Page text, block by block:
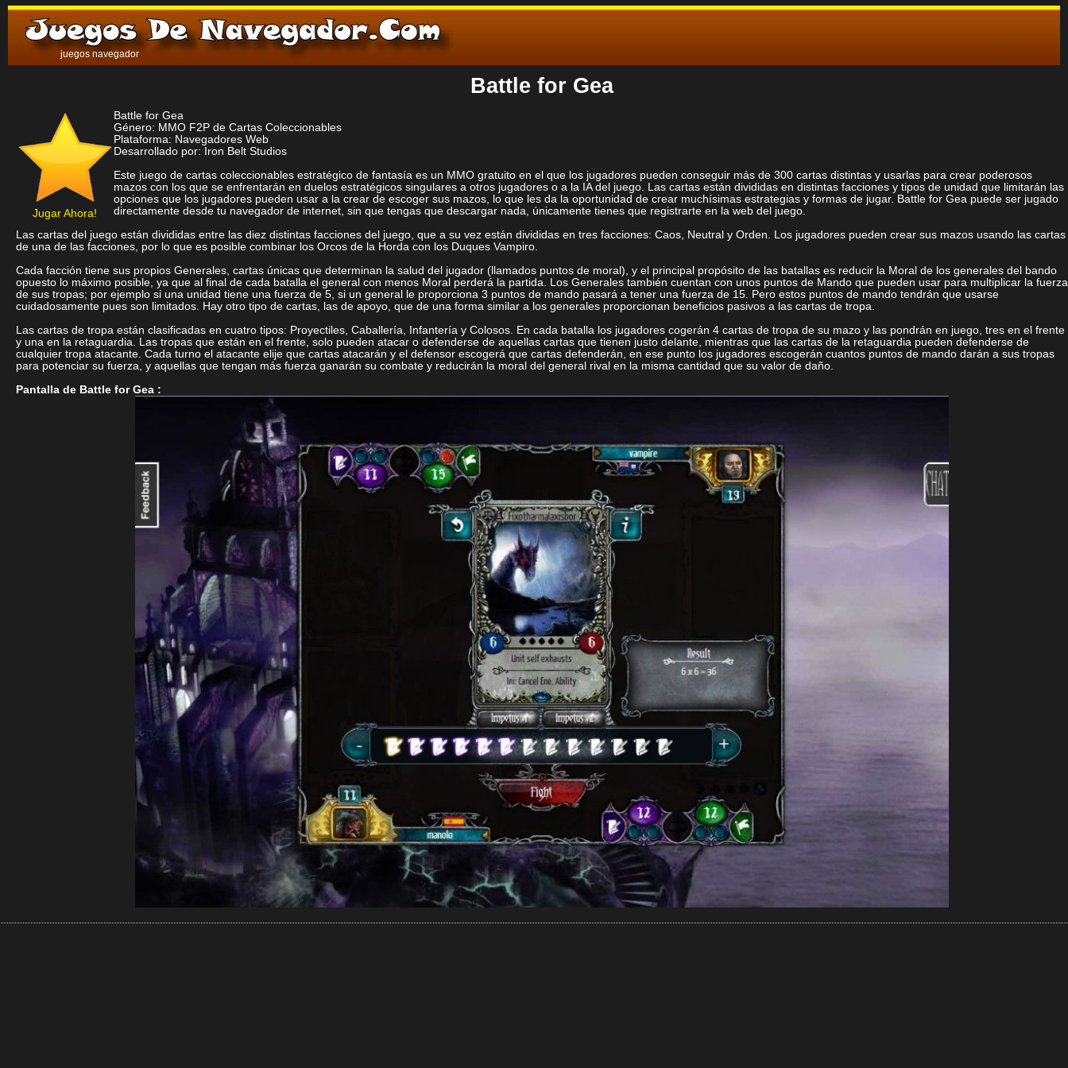
juegos navegador
Battle for Gea
Jugar Ahora!
Battle for Gea
Género: MMO F2P de Cartas Coleccionables
Plataforma: Navegadores Web
Desarrollado por: Iron Belt Studios
Este juego de cartas coleccionables estratégico de fantasía es un MMO gratuito en el que los jugadores pueden conseguir más de 300 cartas distintas y usarlas para crear poderosos
mazos con los que se enfrentarán en duelos estratégicos singulares a otros jugadores o a la IA del juego. Las cartas están divididas en distintas facciones y tipos de unidad que limitarán las
opciones que los jugadores pueden usar a la crear de escoger sus mazos, lo que les da la oportunidad de crear muchísimas estrategias y formas de jugar. Battle for Gea puede ser jugado
directamente desde tu navegador de internet, sin que tengas que descargar nada, únicamente tienes que registrarte en la web del juego.
Las cartas del juego están divididas entre las diez distintas facciones del juego, que a su vez están divididas en tres facciones: Caos, Neutral y Orden. Los jugadores pueden crear sus mazos usando las cartas
de una de las facciones, por lo que es posible combinar los Orcos de la Horda con los Duques Vampiro.
Cada facción tiene sus propios Generales, cartas únicas que determinan la salud del jugador (llamados puntos de moral), y el principal propósito de las batallas es reducir la Moral de los generales del bando
opuesto lo máximo posible, ya que al final de cada batalla el general con menos Moral perderá la partida. Los Generales también cuentan con unos puntos de Mando que pueden usar para multiplicar la fuerza
de sus tropas; por ejemplo si una unidad tiene una fuerza de 5, si un general le proporciona 3 puntos de mando pasará a tener una fuerza de 15. Pero estos puntos de mando tendrán que usarse
cuidadosamente pues son limitados. Hay otro tipo de cartas, las de apoyo, que de una forma similar a los generales proporcionan beneficios pasivos a las cartas de tropa.
Las cartas de tropa están clasificadas en cuatro tipos: Proyectiles, Caballería, Infantería y Colosos. En cada batalla los jugadores cogerán 4 cartas de tropa de su mazo y las pondrán en juego, tres en el frente
y una en la retaguardia. Las tropas que están en el frente, solo pueden atacar o defenderse de aquellas cartas que tienen justo delante, mientras que las cartas de la retaguardia pueden defenderse de
cualquier tropa atacante. Cada turno el atacante elije que cartas atacarán y el defensor escogerá que cartas defenderán, en ese punto los jugadores escogerán cuantos puntos de mando darán a sus tropas
para potenciar su fuerza, y aquellas que tengan más fuerza ganarán su combate y reducirán la moral del general rival en la misma cantidad que su valor de daño.
Pantalla de Battle for Gea :